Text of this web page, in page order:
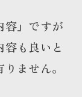
容』ですが
も良いと
ません。